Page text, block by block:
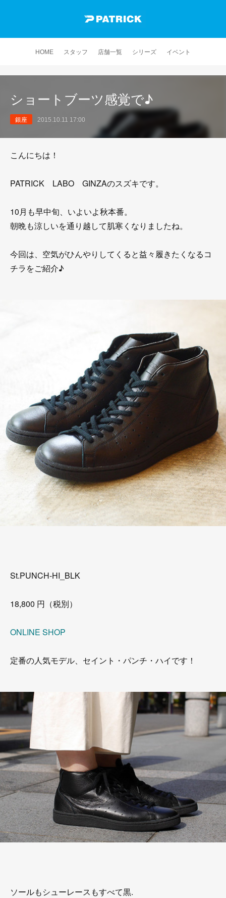
HOME スタッフ 店舗一覧 シリーズ イベント
ショートブーツ感覚で♪
銀座 2015.10.11 17:00
こんにちは！
PATRICK LABO GINZAのスズキです。
10月も早中旬、いよいよ秋本番。
朝晩も涼しいを通り越して肌寒くなりましたね。
今回は、空気がひんやりしてくると益々履きたくなるコ
チラをご紹介♪
St.PUNCH-HI_BLK
18,800 円（税別）
ONLINE SHOP
定番の人気モデル、セイント・パンチ・ハイです！
ソールもシューレースもすべて黒.